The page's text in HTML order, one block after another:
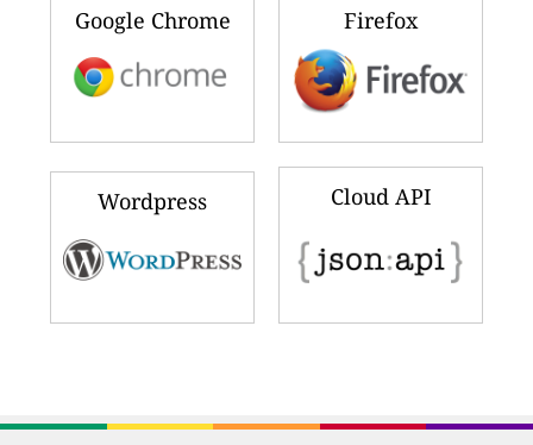
Google Chrome Firefox
Wordpress Cloud API